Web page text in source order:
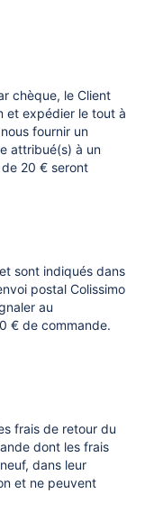
chèque, le Client
et expédier le tout à
fournir un
attribué(s) à un
20 € seront
sont indiqués dans
postal Colissimo
au
€ de commande.
frais de retour du
dont les frais
dans leur
et ne peuvent